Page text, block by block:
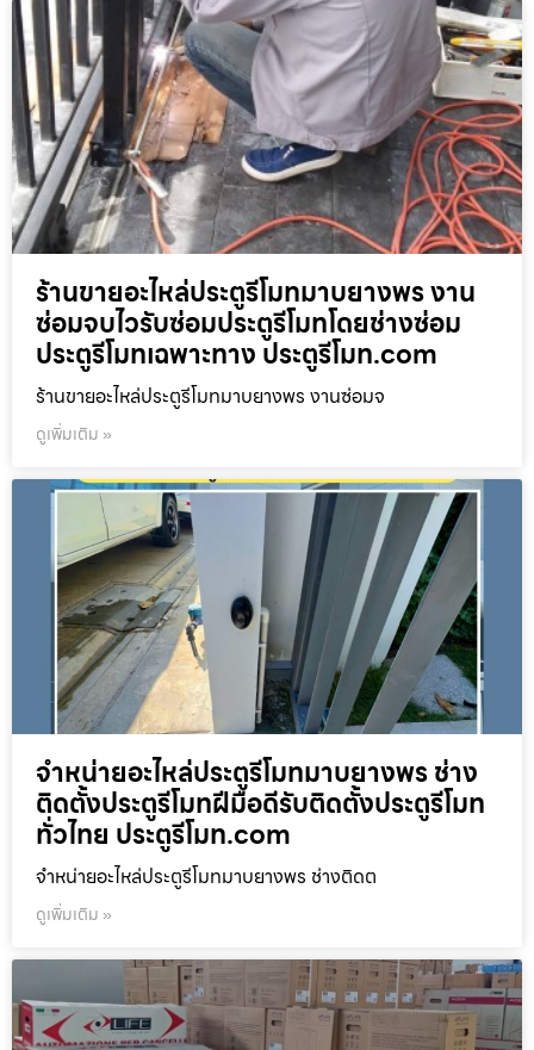
ร้านขายอะไหล่ประตูรีโมทมาบยางพร งาน
ซ่อมจบไวรับซ่อมประตูรีโมทโดยช่างซ่อม
ประตูรีโมทเฉพาะทาง ประตูรีโมท.com
ร้านขายอะไหล่ประตูรีโมทมาบยางพร งานซ่อมจ
ดูเพิ่มเติม »
จำหน่ายอะไหล่ประตูรีโมทมาบยางพร ช่าง
ติดตั้งประตูรีโมทฝีมือดีรับติดตั้งประตูรีโมท
ทั่วไทย ประตูรีโมท.com
จำหน่ายอะไหล่ประตูรีโมทมาบยางพร ช่างติดต
ดูเพิ่มเติม »